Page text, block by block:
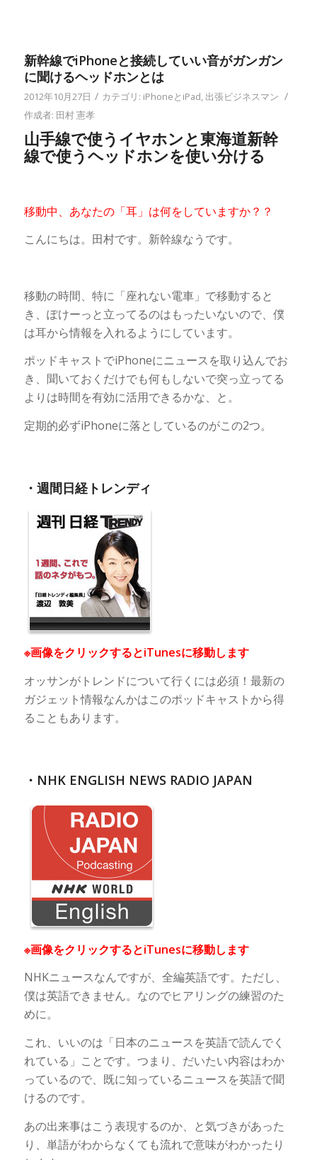
新幹線でiPhoneと接続していい音がガンガン
に聞けるヘッドホンとは
2012年10月27日 / カテゴリ: iPhoneとiPad, 出張ビジネスマン /
作成者: 田村 憲孝
山手線で使うイヤホンと東海道新幹
線で使うヘッドホンを使い分ける
移動中、あなたの「耳」は何をしていますか？？
こんにちは。田村です。新幹線なうです。
移動の時間、特に「座れない電車」で移動すると
き、ぽけーっと立ってるのはもったいないので、僕
は耳から情報を入れるようにしています。
ポッドキャストでiPhoneにニュースを取り込んでお
き、聞いておくだけでも何もしないで突っ立ってる
よりは時間を有効に活用できるかな、と。
定期的必ずiPhoneに落としているのがこの2つ。
・週間日経トレンディ
※画像をクリックするとiTunesに移動します
オッサンがトレンドについて行くには必須！最新の
ガジェット情報なんかはこのポッドキャストから得
ることもあります。
・NHK ENGLISH NEWS RADIO JAPAN
※画像をクリックするとiTunesに移動します
NHKニュースなんですが、全編英語です。ただし、
僕は英語できません。なのでヒアリングの練習のた
めに。
これ、いいのは「日本のニュースを英語で読んでく
れている」ことです。つまり、だいたい内容はわか
っているので、既に知っているニュースを英語で聞
けるのです。
あの出来事はこう表現するのか、と気づきがあった
り、単語がわからなくても流れで意味がわかったり